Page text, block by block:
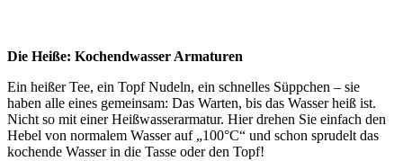
Die Heiße: Kochendwasser Armaturen
Ein heißer Tee, ein Topf Nudeln, ein schnelles Süppchen – sie
haben alle eines gemeinsam: Das Warten, bis das Wasser heiß ist.
Nicht so mit einer Heißwasserarmatur. Hier drehen Sie einfach den
Hebel von normalem Wasser auf „100°C“ und schon sprudelt das
kochende Wasser in die Tasse oder den Topf!